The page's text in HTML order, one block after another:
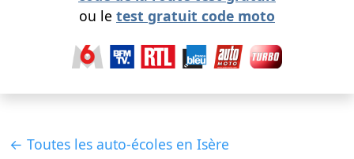
ou le test gratuit code moto
← Toutes les auto-écoles en Isère